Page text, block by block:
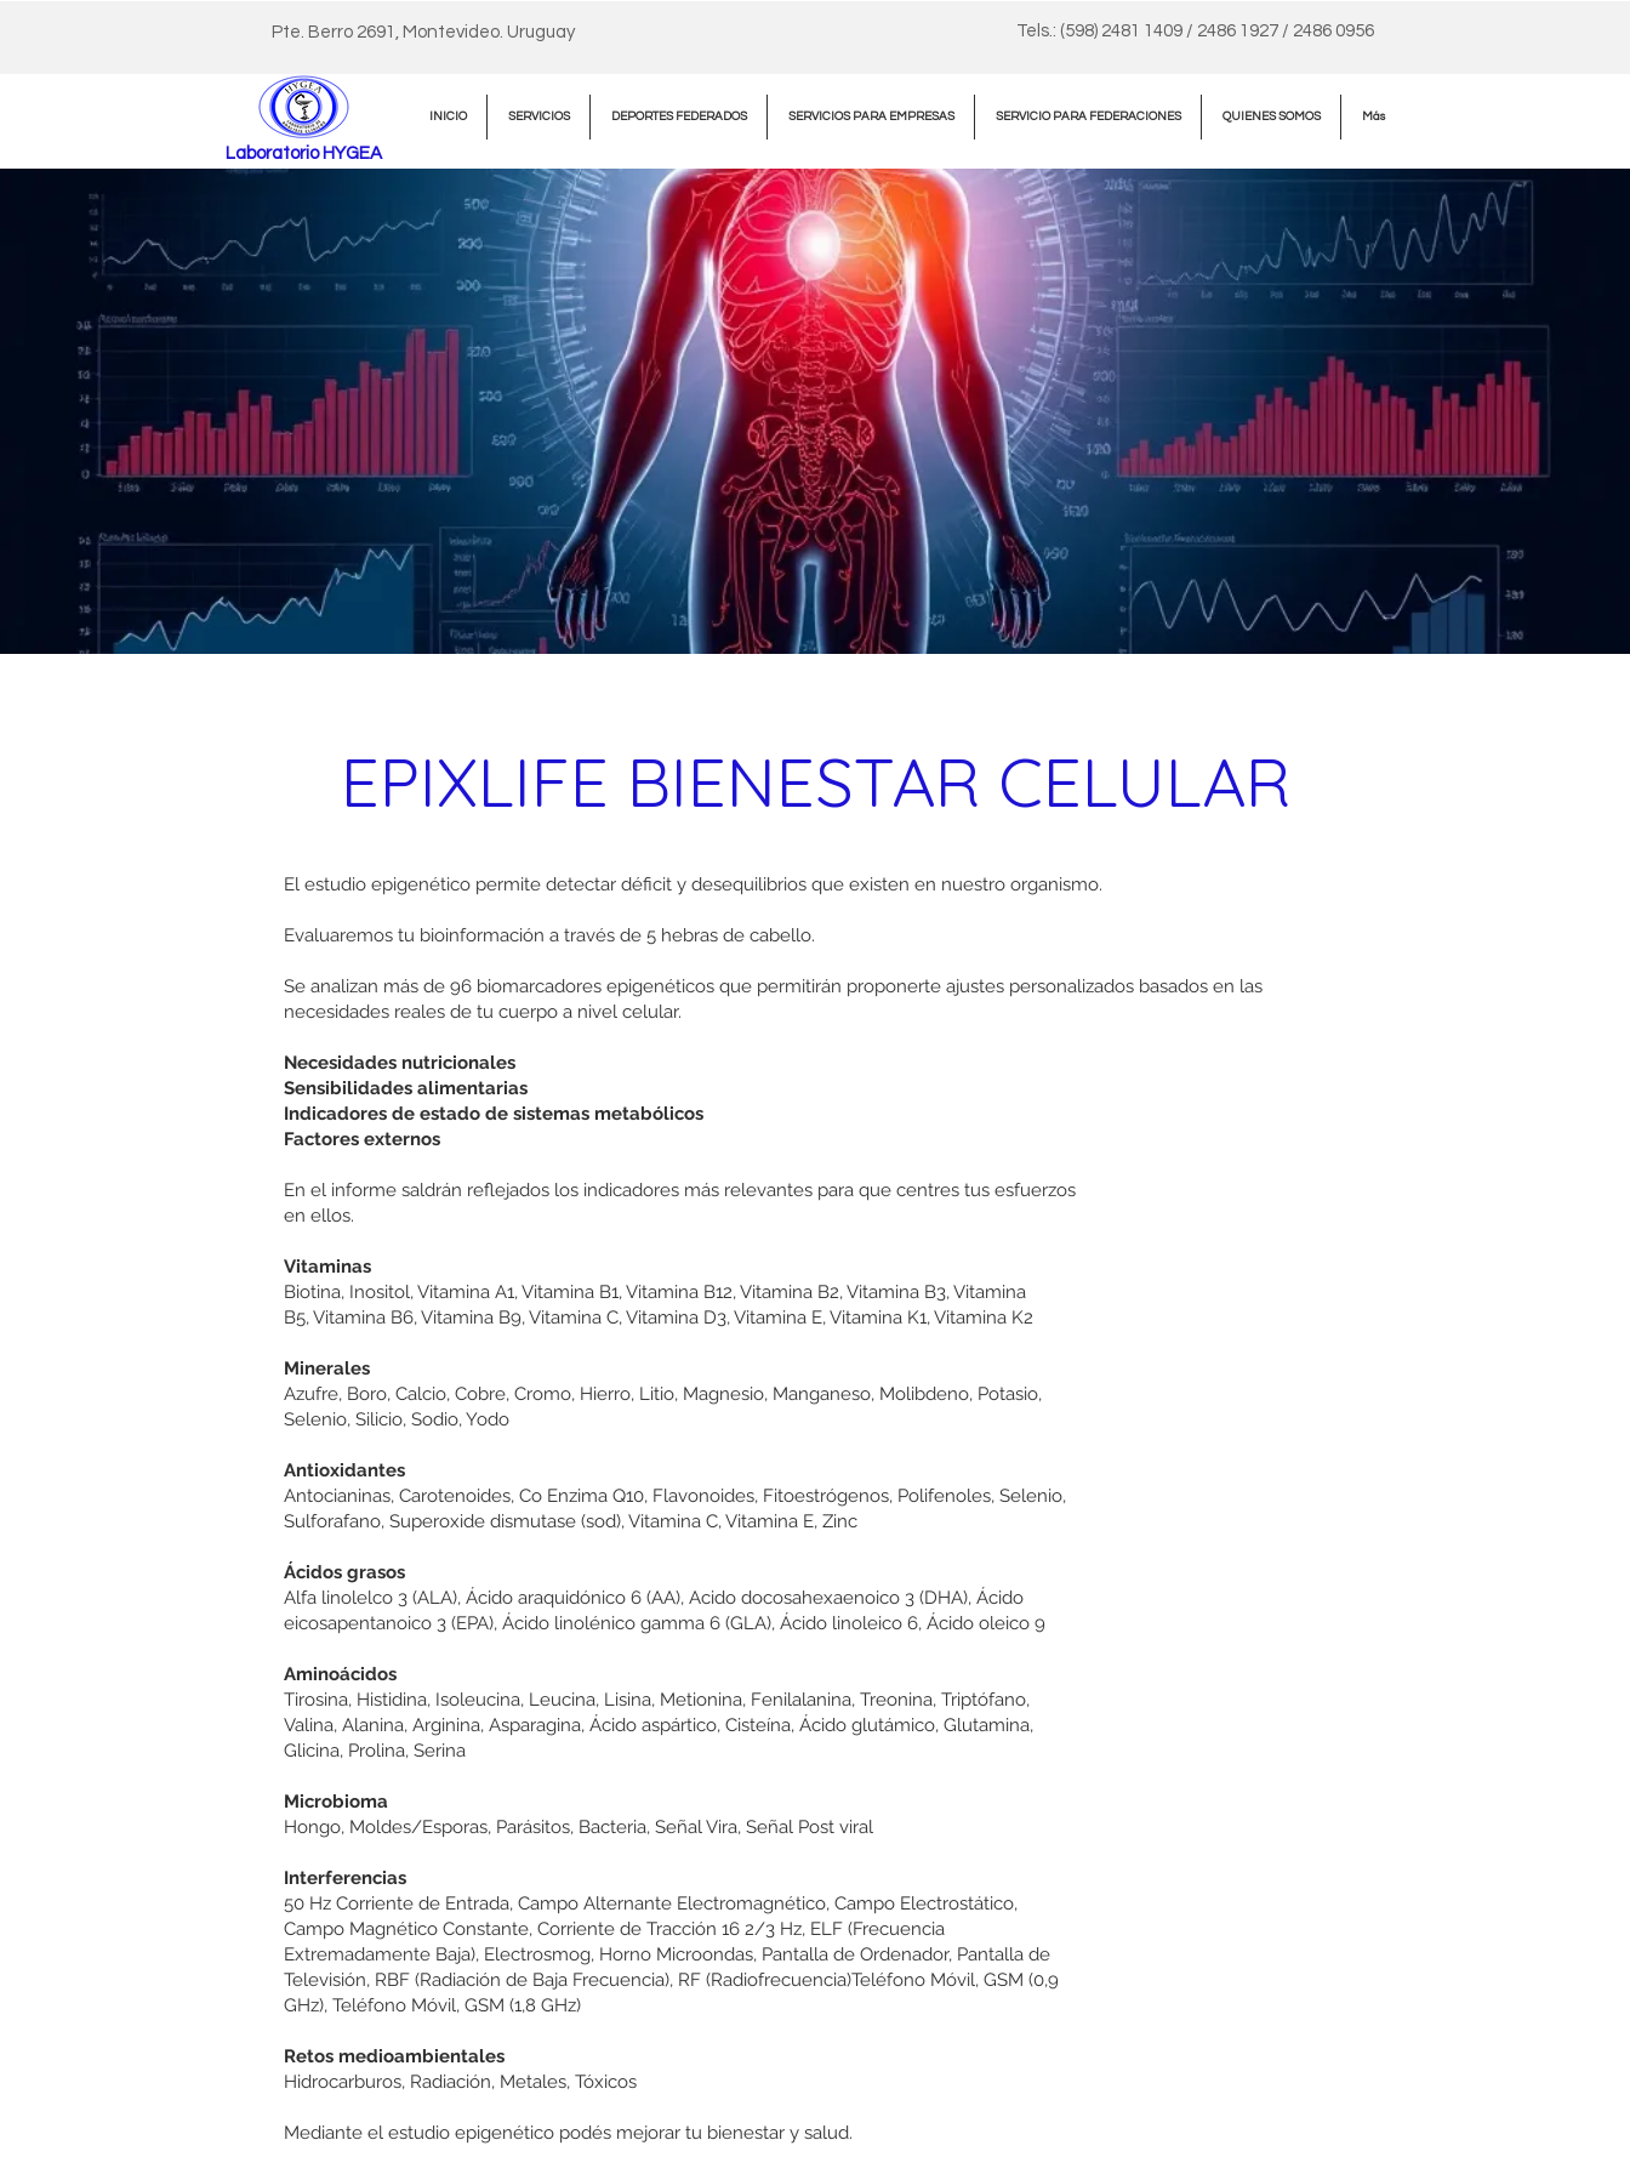
Pte. Berro 2691, Montevideo. Uruguay Tels.: (598) 2481 1409 / 2486 1927 / 2486 0956
Laboratorio HYGEA
INICIO SERVICIOS DEPORTES FEDERADOS SERVICIOS PARA EMPRESAS SERVICIO PARA FEDERACIONES QUIENES SOMOS Más
EPIXLIFE BIENESTAR CELULAR
El estudio epigenético permite detectar déficit y desequilibrios que existen en nuestro organismo.
Evaluaremos tu bioinformación a través de 5 hebras de cabello.
Se analizan más de 96 biomarcadores epigenéticos que permitirán proponerte ajustes personalizados basados en las
necesidades reales de tu cuerpo a nivel celular.
Necesidades nutricionales
Sensibilidades alimentarias
Indicadores de estado de sistemas metabólicos
Factores externos
En el informe saldrán reflejados los indicadores más relevantes para que centres tus esfuerzos
en ellos.
Vitaminas
Biotina, Inositol, Vitamina A1, Vitamina B1, Vitamina B12, Vitamina B2, Vitamina B3, Vitamina
B5, Vitamina B6, Vitamina B9, Vitamina C, Vitamina D3, Vitamina E, Vitamina K1, Vitamina K2
Minerales
Azufre, Boro, Calcio, Cobre, Cromo, Hierro, Litio, Magnesio, Manganeso, Molibdeno, Potasio,
Selenio, Silicio, Sodio, Yodo
Antioxidantes
Antocianinas, Carotenoides, Co Enzima Q10, Flavonoides, Fitoestrógenos, Polifenoles, Selenio,
Sulforafano, Superoxide dismutase (sod), Vitamina C, Vitamina E, Zinc
Ácidos grasos
Alfa linolelco 3 (ALA), Ácido araquidónico 6 (AA), Acido docosahexaenoico 3 (DHA), Ácido
eicosapentanoico 3 (EPA), Ácido linolénico gamma 6 (GLA), Ácido linoleico 6, Ácido oleico 9
Aminoácidos
Tirosina, Histidina, Isoleucina, Leucina, Lisina, Metionina, Fenilalanina, Treonina, Triptófano,
Valina, Alanina, Arginina, Asparagina, Ácido aspártico, Cisteína, Ácido glutámico, Glutamina,
Glicina, Prolina, Serina
Microbioma
Hongo, Moldes/Esporas, Parásitos, Bacteria, Señal Vira, Señal Post viral
Interferencias
50 Hz Corriente de Entrada, Campo Alternante Electromagnético, Campo Electrostático,
Campo Magnético Constante, Corriente de Tracción 16 2/3 Hz, ELF (Frecuencia
Extremadamente Baja), Electrosmog, Horno Microondas, Pantalla de Ordenador, Pantalla de
Televisión, RBF (Radiación de Baja Frecuencia), RF (Radiofrecuencia)Teléfono Móvil, GSM (0,9
GHz), Teléfono Móvil, GSM (1,8 GHz)
Retos medioambientales
Hidrocarburos, Radiación, Metales, Tóxicos
Mediante el estudio epigenético podés mejorar tu bienestar y salud.